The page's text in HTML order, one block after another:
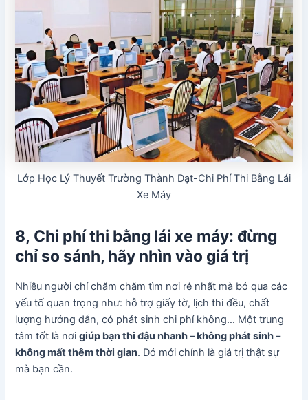
Lớp Học Lý Thuyết Trường Thành Đạt-Chi Phí Thi Bằng Lái
Xe Máy
8, Chi phí thi bằng lái xe máy: đừng
chỉ so sánh, hãy nhìn vào giá trị
Nhiều người chỉ chăm chăm tìm nơi rẻ nhất mà bỏ qua các
yếu tố quan trọng như: hỗ trợ giấy tờ, lịch thi đều, chất
lượng hướng dẫn, có phát sinh chi phí không… Một trung
tâm tốt là nơigiúp bạn thi đậu nhanh – không phát sinh –
không mất thêm thời gian. Đó mới chính là giá trị thật sự
mà bạn cần.